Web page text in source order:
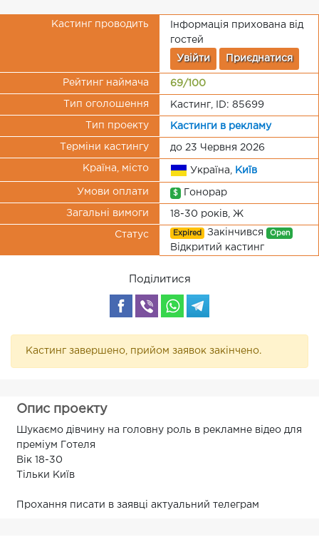
Кастинг проводить
Інформація прихована від
гостей
Увійти Приєднатися
Рейтинг наймача 69/100
Тип оголошення Кастинг, ID: 85699
Тип проекту Кастинги в рекламу
Терміни кастингу до 23 Червня 2026
Країна, місто Україна, Київ
Умови оплати $ Гонорар
Загальні вимоги 18-30 років, Ж
Статус Expired Закінчився Open
Відкритий кастинг
Поділитися
Кастинг завершено, прийом заявок закінчено.
Опис проекту
Шукаємо дівчину на головну роль в рекламне відео для
преміум Готеля
Вік 18-30
Тільки Київ
Прохання писати в заявці актуальний телеграм